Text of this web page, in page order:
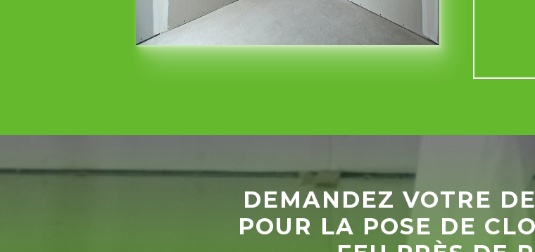
DEMANDEZ VOTRE
POUR LA POSE DE